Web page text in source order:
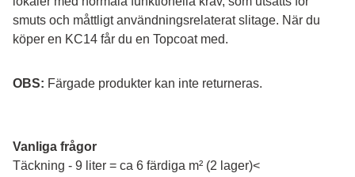
smuts och måttligt användningsrelaterat slitage. När du
köper en KC14 får du en Topcoat med.
OBS: Färgade produkter kan inte returneras.
Vanliga frågor
Täckning - 9 liter = ca 6 färdiga m² (2 lager)<